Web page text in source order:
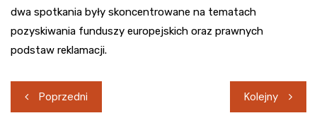
dwa spotkania były skoncentrowane na tematach
pozyskiwania funduszy europejskich oraz prawnych
podstaw reklamacji.
Nawigacja
Poprzedni Kolejny